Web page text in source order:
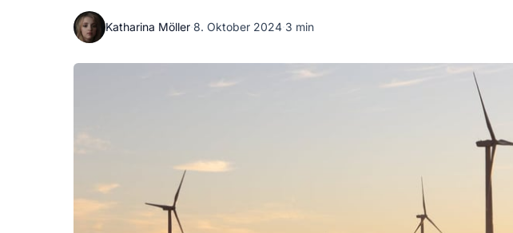
Katharina Möller·8. Oktober 2024·3 min